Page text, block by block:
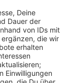
vernichten